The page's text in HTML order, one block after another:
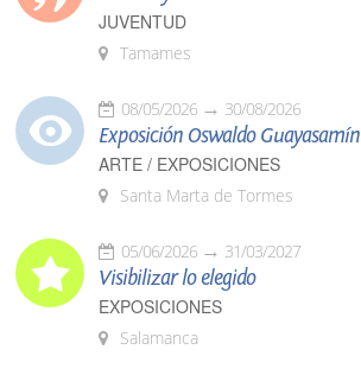
JUVENTUD
Tamames
08/05/2026 30/08/2026
Exposición Oswaldo Guayasamín
ARTE / EXPOSICIONES
Santa Marta de Tormes
05/06/2026 31/03/2027
Visibilizar lo elegido
EXPOSICIONES
Salamanca